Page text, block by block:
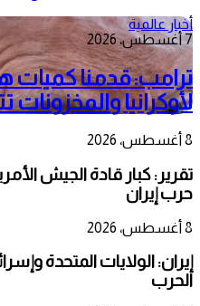
أخبار عالمية
7 أغسطس، 2026
ترامب: قدمنا كميات
لأوكرانيا والمخزونات
8 أغسطس، 2026
تقرير: كبار قادة الجيش
حرب إيران
8 أغسطس، 2026
إيران: الولايات المتحدة
الحرب